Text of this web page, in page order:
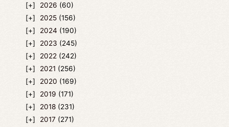
2026 (60)
2025 (156)
2024 (190)
2023 (245)
2022 (242)
2021 (256)
2020 (169)
2019 (171)
2018 (231)
2017 (271)